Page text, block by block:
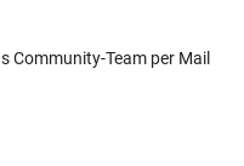
Community-Team per Mail